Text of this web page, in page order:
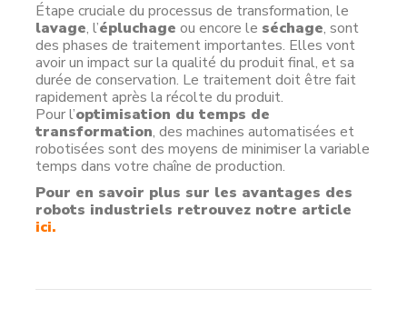
Étape cruciale du processus de transformation, le
lavage, l’épluchage ou encore le séchage, sont
des phases de traitement importantes. Elles vont
avoir un impact sur la qualité du produit final, et sa
durée de conservation. Le traitement doit être fait
rapidement après la récolte du produit.
Pour l’optimisation du temps de
transformation, des machines automatisées et
robotisées sont des moyens de minimiser la variable
temps dans votre chaîne de production.
Pour en savoir plus sur les avantages des
robots industriels retrouvez notre article
ici.